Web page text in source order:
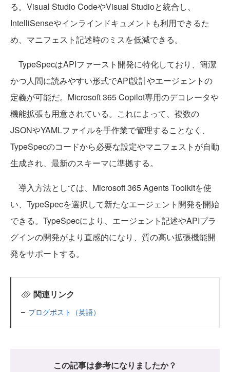
る。Visual Studio CodeやVisual Studioと統合し、
IntelliSenseやインラインドキュメントも利用できるた
め、マニフェスト記述時のミスを低減できる。
TypeSpecはAPIファースト開発に特化しており、簡潔
かつ人間に読みやすい形式でAPI設計やエージェントの
定義が可能だ。Microsoft 365 Copilot専用のデコレータや
機能拡張も用意されている。これによって、複数の
JSONやYAMLファイルを手作業で管理することなく、
TypeSpecのコードから必要な設定やマニフェストが自動
生成され、最新のスキーマに準拠する。
導入方法としては、Microsoft 365 Agents Toolkitを使
い、TypeSpecを選択して新たなエージェント開発を開始
できる。TypeSpecにより、エージェント記述やAPIプラ
グインの開発がより直感的になり、質の高い拡張機能開
発をサポートする。
関連リンク
ブログポスト（英語）
この記事は参考になりましたか？